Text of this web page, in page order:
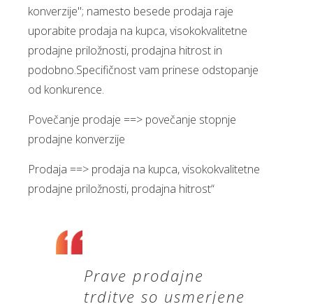
konverzije"; namesto besede prodaja raje
uporabite prodaja na kupca, visokokvalitetne
prodajne priložnosti, prodajna hitrost in
podobno.Specifičnost vam prinese odstopanje
od konkurence.
Povečanje prodaje ==> povečanje stopnje
prodajne konverzije
Prodaja ==> prodaja na kupca, visokokvalitetne
prodajne priložnosti, prodajna hitrost“
Prave prodajne
trditve so usmerjene